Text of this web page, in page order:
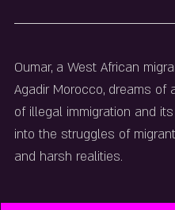
Oumar, a West African
Agadir Morocco, dreams
of illegal immigration and
into the struggles of
and harsh realities.